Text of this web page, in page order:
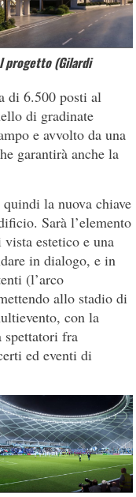
progetto (Gilardi
di 6.500 posti al
di gradinate
e avvolto da una
garantirà anche la
la nuova chiave
Sarà l’elemento
estetico e una
in dialogo, e in
(l’arco
allo stadio di
con la
fra
ed eventi di